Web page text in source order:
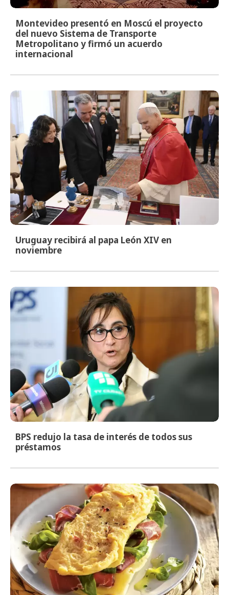
Montevideo presentó en Moscú el proyecto
del nuevo Sistema de Transporte
Metropolitano y firmó un acuerdo
internacional
Uruguay recibirá al papa León XIV en
noviembre
BPS redujo la tasa de interés de todos sus
préstamos